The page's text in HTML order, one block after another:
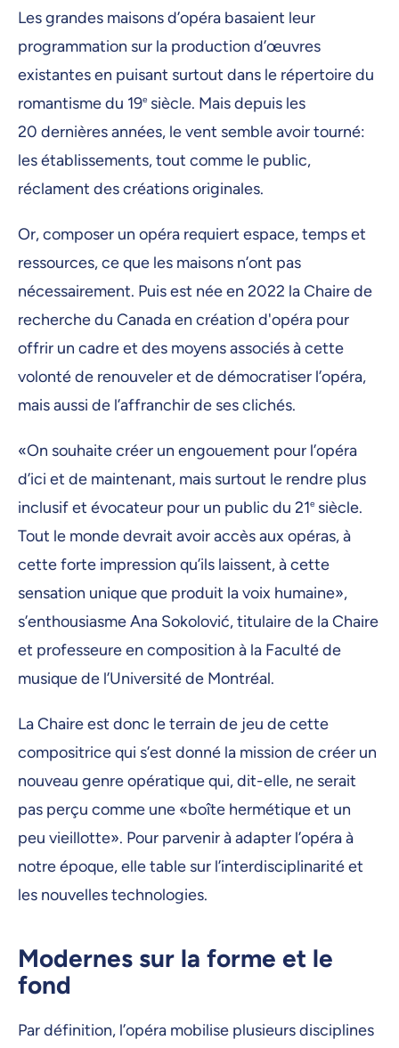
Les grandes maisons d’opéra basaient leur
programmation sur la production d’œuvres
existantes en puisant surtout dans le répertoire du
romantisme du 19e siècle. Mais depuis les
20 dernières années, le vent semble avoir tourné:
les établissements, tout comme le public,
réclament des créations originales.
Or, composer un opéra requiert espace, temps et
ressources, ce que les maisons n’ont pas
nécessairement. Puis est née en 2022 la Chaire de
recherche du Canada en création d'opéra pour
offrir un cadre et des moyens associés à cette
volonté de renouveler et de démocratiser l’opéra,
mais aussi de l’affranchir de ses clichés.
«On souhaite créer un engouement pour l’opéra
d’ici et de maintenant, mais surtout le rendre plus
inclusif et évocateur pour un public du 21e siècle.
Tout le monde devrait avoir accès aux opéras, à
cette forte impression qu’ils laissent, à cette
sensation unique que produit la voix humaine»,
s’enthousiasme Ana Sokolović, titulaire de la Chaire
et professeure en composition à la Faculté de
musique de l’Université de Montréal.
La Chaire est donc le terrain de jeu de cette
compositrice qui s’est donné la mission de créer un
nouveau genre opératique qui, dit-elle, ne serait
pas perçu comme une «boîte hermétique et un
peu vieillotte». Pour parvenir à adapter l’opéra à
notre époque, elle table sur l’interdisciplinarité et
les nouvelles technologies.
Modernes sur la forme et le
fond
Par définition, l’opéra mobilise plusieurs disciplines